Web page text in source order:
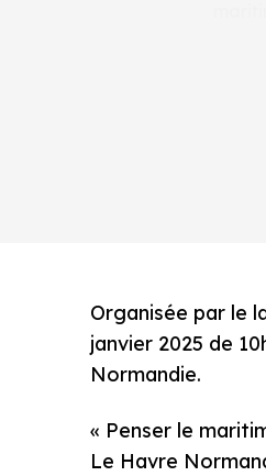
Organisée par le
janvier 2025 de
Normandie.
« Penser le
Le Havre